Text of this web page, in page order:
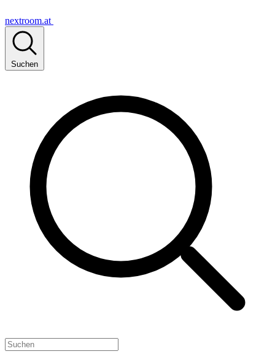
nextroom.at
Suchen